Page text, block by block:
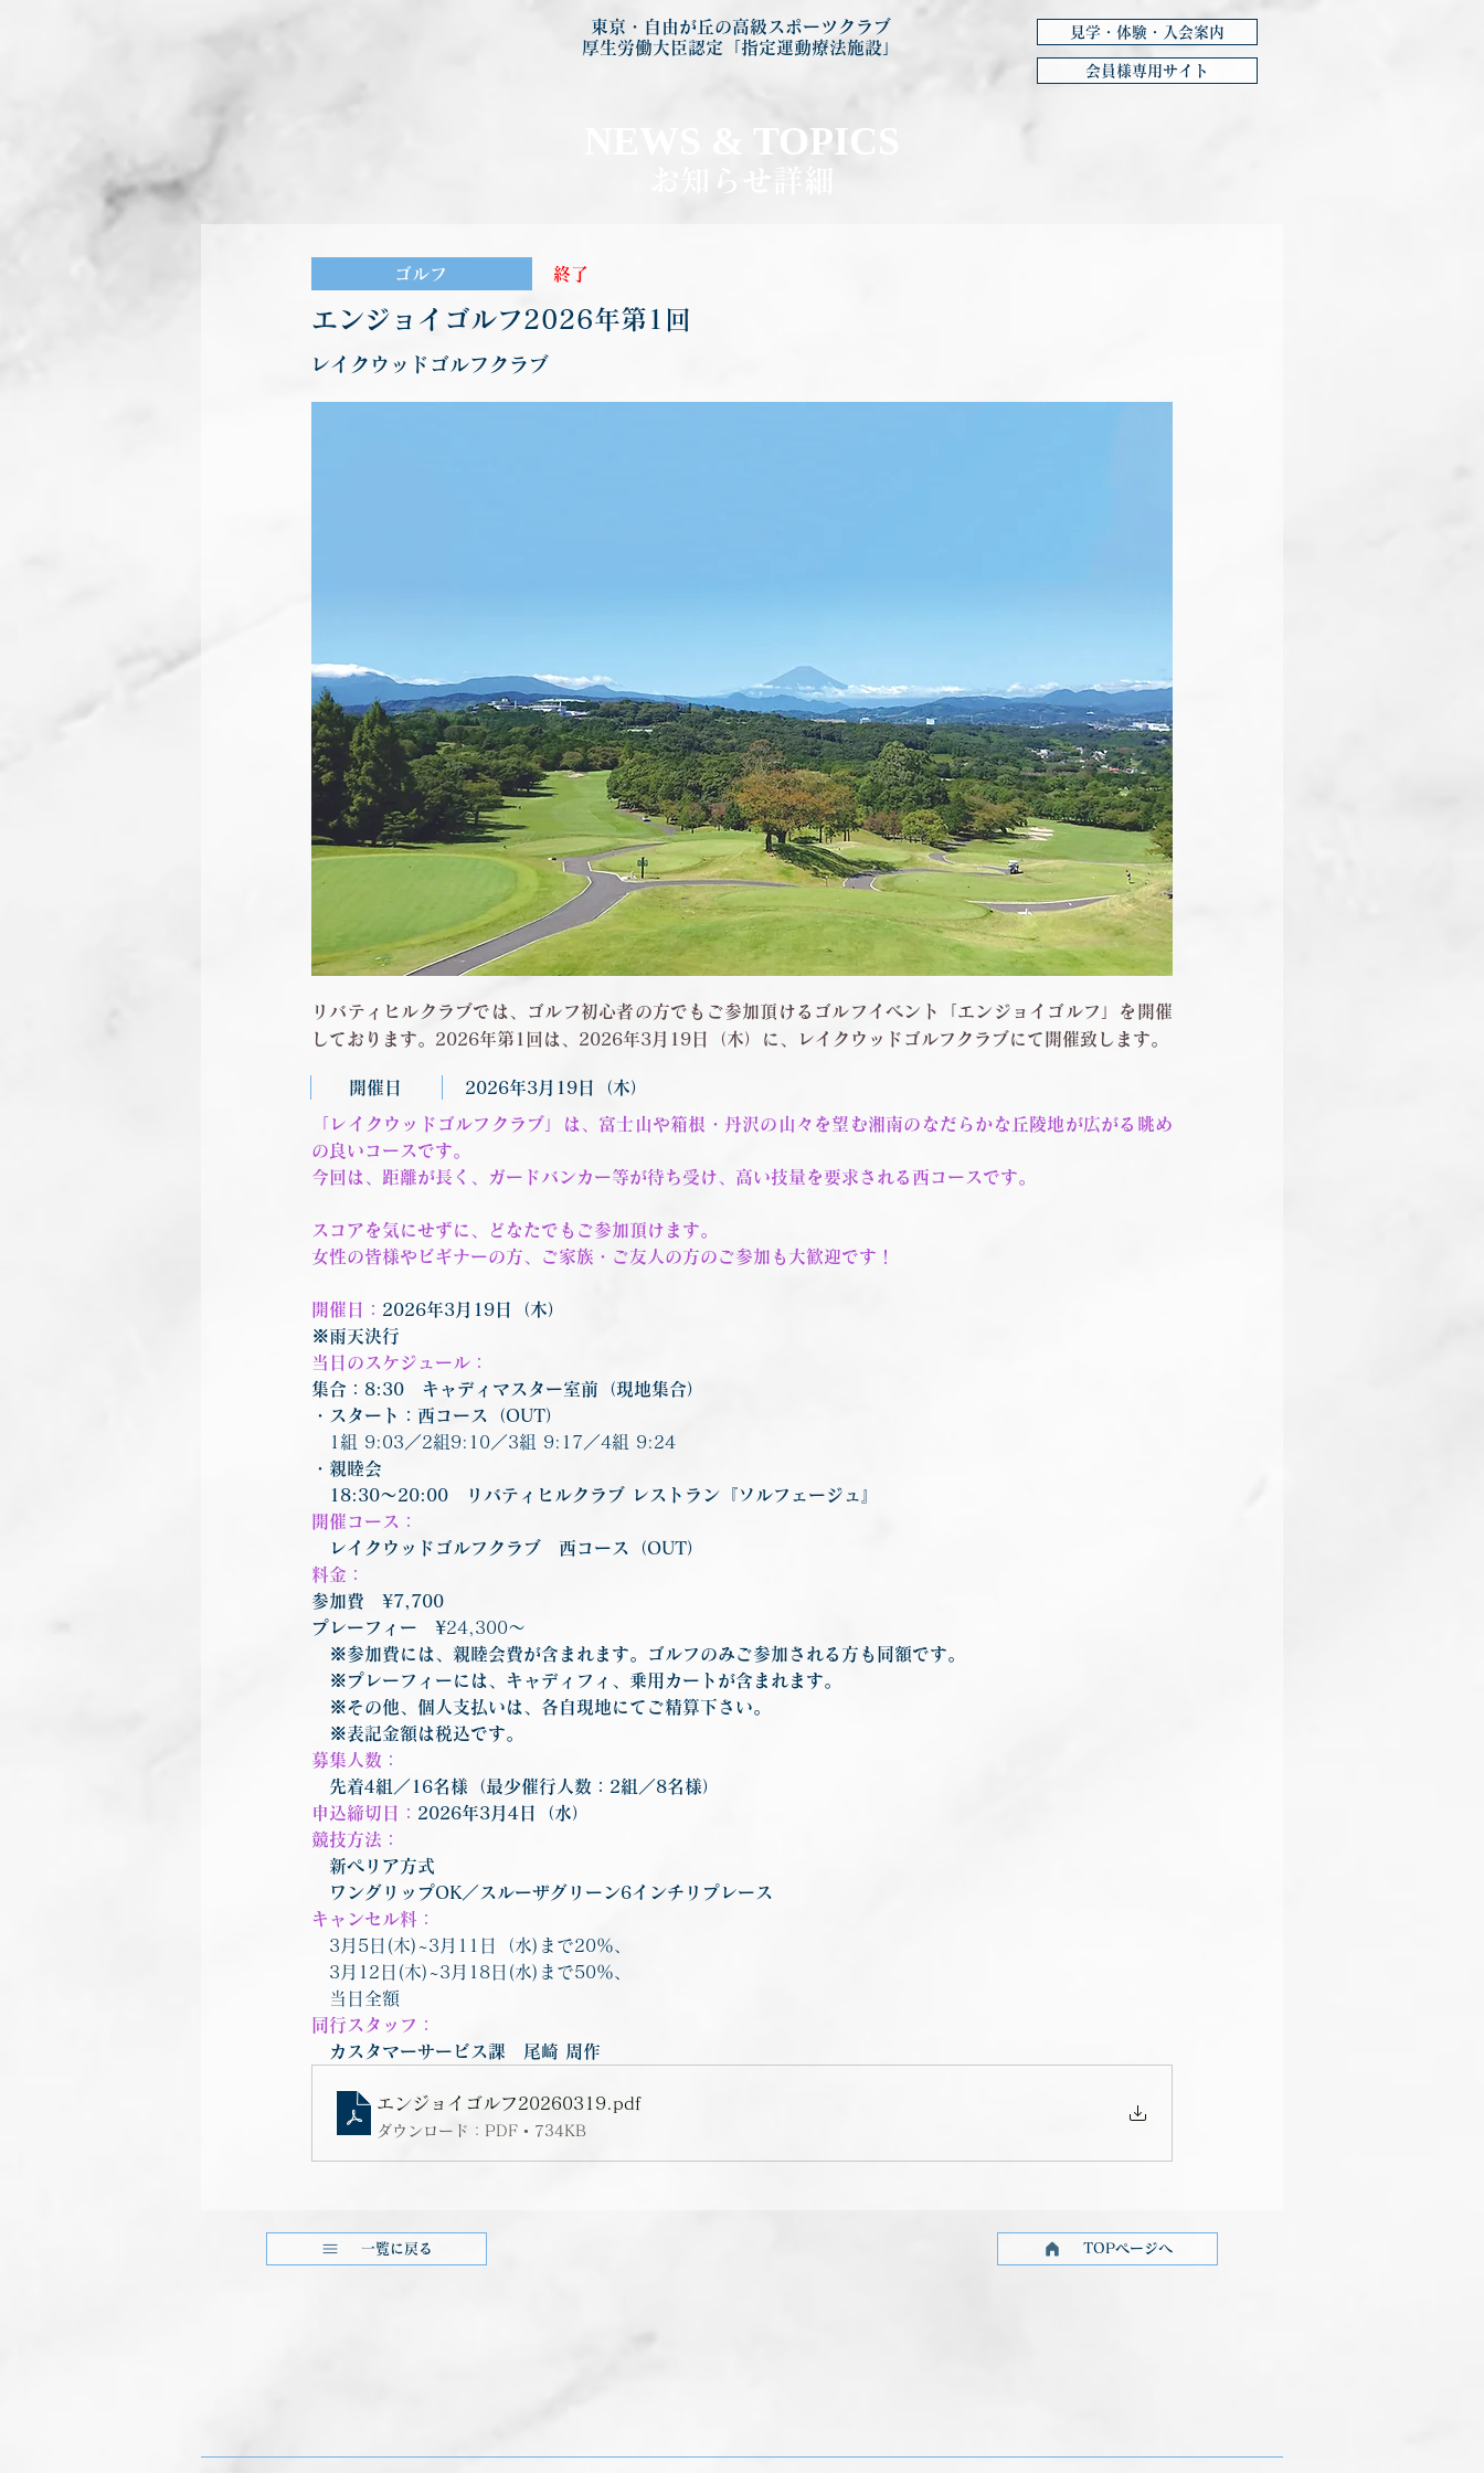
東京・自由が丘の高級スポーツクラブ
厚生労働大臣認定「指定運動療法施設」
見学・体験・入会案内
会員様専用サイト
NEWS & TOPICS
ゴルフ 終了
エンジョイゴルフ2026年第1回
レイクウッドゴルフクラブ
リバティヒルクラブでは、ゴルフ初心者の方でもご参加頂けるゴルフイベント「エンジョイゴルフ」を開催
しております。2026年第1回は、2026年3月19日（木）に、レイクウッドゴルフクラブにて開催致します。
開催日 2026年3月19日（木）
「レイクウッドゴルフクラブ」は、富士山や箱根・丹沢の山々を望む湘南のなだらかな丘陵地が広がる眺め
の良いコースです。
今回は、距離が長く、ガードバンカー等が待ち受け、高い技量を要求される西コースです。
スコアを気にせずに、どなたでもご参加頂けます。
女性の皆様やビギナーの方、ご家族・ご友人の方のご参加も大歓迎です！
開催日： 2026年3月19日（木）
※雨天決行
当日のスケジュール：
集合：8:30　キャディマスター室前（現地集合）
・スタート：西コース（OUT）
1組 9:03／2組9:10／3組 9:17／4組 9:24
・親睦会
18:30〜20:00　リバティヒルクラブ レストラン『ソルフェージュ』
開催コース：
レイクウッドゴルフクラブ　西コース（OUT）
料金：
参加費　¥7,700
プレーフィー　¥24,300〜
※参加費には、親睦会費が含まれます。ゴルフのみご参加される方も同額です。
※プレーフィーには、キャディフィ、乗用カートが含まれます。
※その他、個人支払いは、各自現地にてご精算下さい。
※表記金額は税込です。
募集人数：
先着4組／16名様（最少催行人数：2組／8名様）
申込締切日： 2026年3月4日（水）
競技方法：
新ペリア方式
ワングリップOK／スルーザグリーン6インチリプレース
キャンセル料：
3月5日(木)~3月11日（水)まで20％、
3月12日(木)~3月18日(水)まで50％、
当日全額
同行スタッフ：
カスタマーサービス課　尾崎 周作
エンジョイゴルフ20260319 .pdf
ダウンロード：PDF • 734KB
一覧に戻る TOPページへ